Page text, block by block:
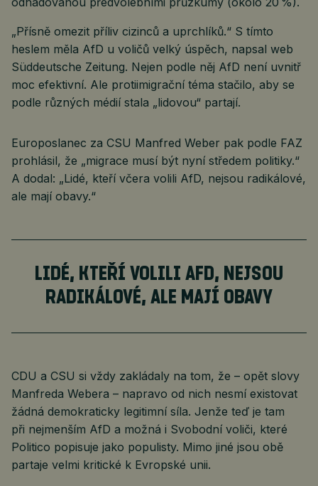
„Přísně omezit příliv cizinců a uprchlíků.“ S tímto
heslem měla AfD u voličů velký úspěch, napsal web
Süddeutsche Zeitung. Nejen podle něj AfD není uvnitř
moc efektivní. Ale protiimigrační téma stačilo, aby se
podle různých médií stala „lidovou“ partají.
Europoslanec za CSU Manfred Weber pak podle FAZ
prohlásil, že „migrace musí být nyní středem politiky.“
A dodal: „Lidé, kteří včera volili AfD, nejsou radikálové,
ale mají obavy.“
LIDÉ, KTEŘÍ VOLILI AFD, NEJSOU
RADIKÁLOVÉ, ALE MAJÍ OBAVY
CDU a CSU si vždy zakládaly na tom, že – opět slovy
Manfreda Webera – napravo od nich nesmí existovat
žádná demokraticky legitimní síla. Jenže teď je tam
při nejmenším AfD a možná i Svobodní voliči, které
Politico popisuje jako populisty. Mimo jiné jsou obě
partaje velmi kritické k Evropské unii.